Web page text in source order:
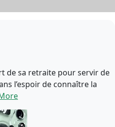
de sa retraite pour servir de
l’espoir de connaître la